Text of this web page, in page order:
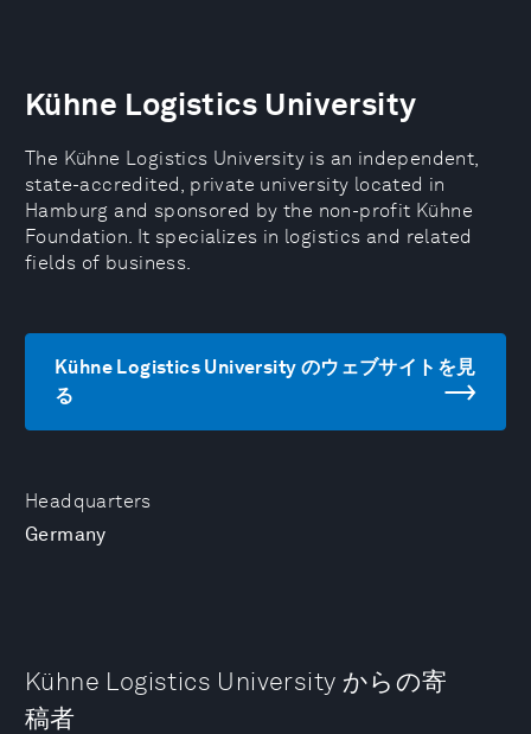
Headquarters
Germany
Kühne Logistics University
The Kühne Logistics University is an independent,
state-accredited, private university located in
Hamburg and sponsored by the non-profit Kühne
Foundation. It specializes in logistics and related
fields of business.
Kühne Logistics University のウェブサイトを見
る
Kühne Logistics University からの寄
稿者